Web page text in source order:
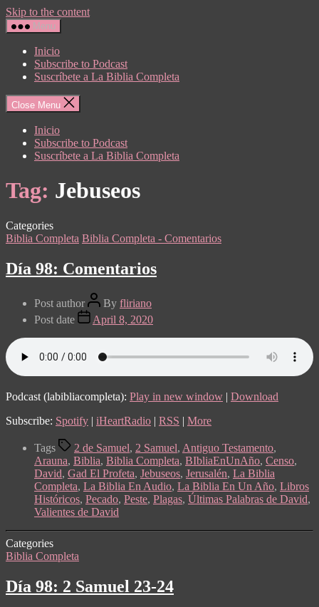
Skip to the content
Menu
Inicio
Subscribe to Podcast
Suscríbete a La Biblia Completa
Close Menu
Inicio
Subscribe to Podcast
Suscríbete a La Biblia Completa
Tag: Jebuseos
Categories
Biblia Completa Biblia Completa - Comentarios
Día 98: Comentarios
Post author By fliriano
Post date
April 8, 2020
Podcast (labibliacompleta): Play in new window | Download
Subscribe: Spotify | iHeartRadio | RSS | More
Tags 2 de Samuel, 2 Samuel, Antiguo Testamento,
Arauna, Biblia, Biblia Completa, BIbliaEnUnAño, Censo,
David, Gad El Profeta, Jebuseos, Jerusalén, La Biblia
Completa, La Biblia En Audio, La Biblia En Un Año, Libros
Históricos, Pecado, Peste, Plagas, Últimas Palabras de David,
Valientes de David
Categories
Biblia Completa
Día 98: 2 Samuel 23-24